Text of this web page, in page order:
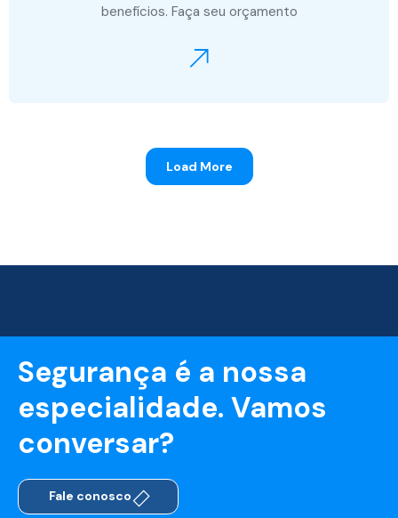
benefícios. Faça seu orçamento
Load More
Segurança é a nossa
especialidade. Vamos
conversar?
Fale conosco